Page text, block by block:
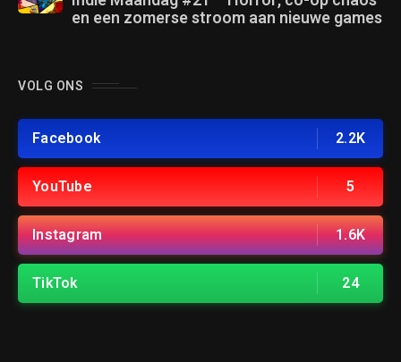
en een zomerse stroom aan nieuwe games
VOLG ONS
Facebook 2.2K
YouTube 5
Instagram 1.6K
TikTok 24